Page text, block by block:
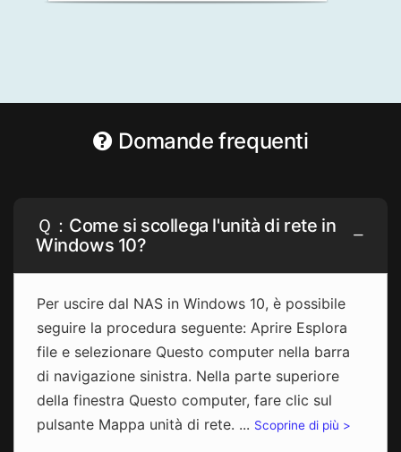
Domande frequenti
Ｑ：Come si scollega l'unità di rete in
Windows 10?
Per uscire dal NAS in Windows 10, è possibile
seguire la procedura seguente: Aprire Esplora
file e selezionare Questo computer nella barra
di navigazione sinistra. Nella parte superiore
della finestra Questo computer, fare clic sul
pulsante Mappa unità di rete. ... Scoprine di più >